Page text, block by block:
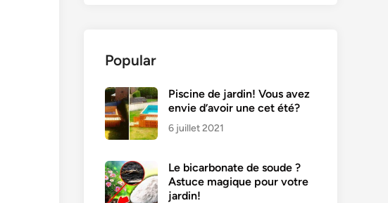
Popular
Piscine de jardin! Vous avez
envie d’avoir une cet été?
6 juillet 2021
Le bicarbonate de soude ?
Astuce magique pour votre
jardin!